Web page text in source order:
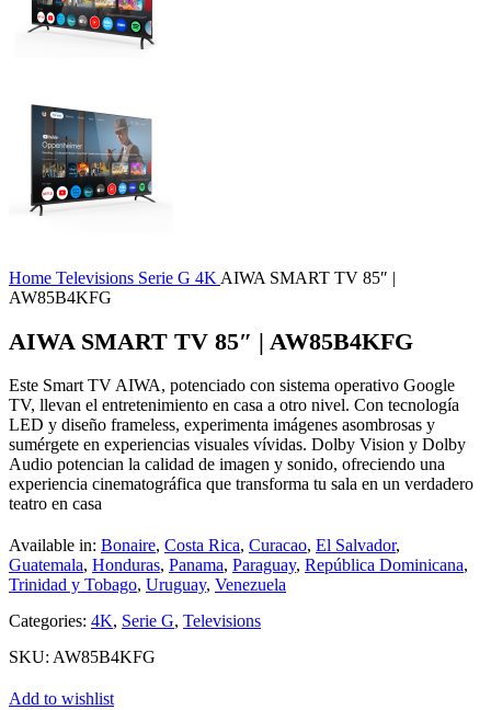
Home Televisions Serie G 4K AIWA SMART TV 85″ |
AW85B4KFG
AIWA SMART TV 85″ | AW85B4KFG
Este Smart TV AIWA, potenciado con sistema operativo Google
TV, llevan el entretenimiento en casa a otro nivel. Con tecnología
LED y diseño frameless, experimenta imágenes asombrosas y
sumérgete en experiencias visuales vívidas. Dolby Vision y Dolby
Audio potencian la calidad de imagen y sonido, ofreciendo una
experiencia cinematográfica que transforma tu sala en un verdadero
teatro en casa
Available in: Bonaire, Costa Rica, Curacao, El Salvador,
Guatemala, Honduras, Panama, Paraguay, República Dominicana,
Trinidad y Tobago, Uruguay, Venezuela
Categories: 4K, Serie G, Televisions
SKU: AW85B4KFG
Add to wishlist